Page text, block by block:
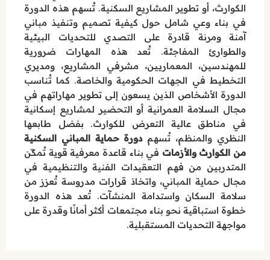
الكوارث، أو تطوير المشاريع السكنية. تُسهم هذه الدورة
في بناء وعي شامل حول كيفية تصميم وتنفيذ مباني
آمنة ومرنة قادرة على التصدي للتحديات البيئية
والطوارئ المفاجئة. تُعد هذه المهارات ضرورية
للمهندسين، المعماريين، مشرفي المشاريع، ومديري
التخطيط في الجهات الحكومية والخاصة. كما تُناسب
الدورة الأشخاص الذين يسعون إلى تطوير مهاراتهم في
مجال السلامة العمرانية أو التحضير لمشاريع إسكانية
في مناطق عالية التعرض للكوارث. بفضل طابعها
النظري والمنظم، تُسهمدورة حماية المباني السكنية
من الكوارث والأزمات في بناء قاعدة معرفية قوية تُمكّن
المتدربين من فهم التعقيدات الفنية والتنظيمية في
مجال حماية المباني، واتخاذ قرارات مدروسة تُعزز من
سلامة السكان واستدامة المنشآت. تُعد هذه الدورة
خطوة استباقية نحو بناء مجتمعات أكثر أمانًا وقدرة على
مواجهة التحديات المستقبلية.